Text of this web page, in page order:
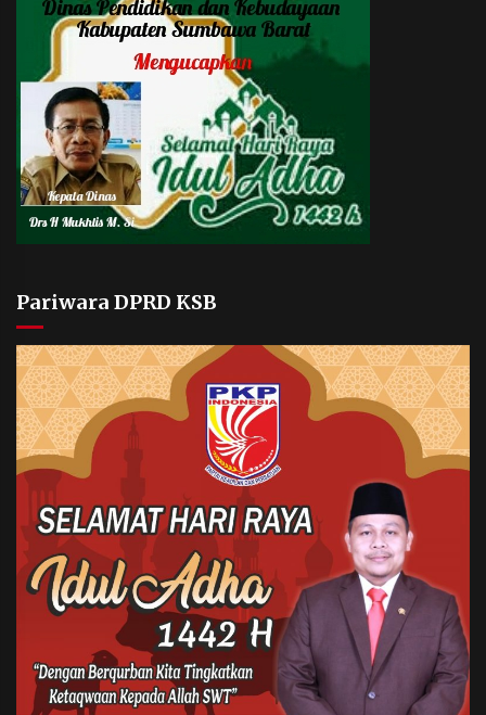
Pariwara DPRD KSB